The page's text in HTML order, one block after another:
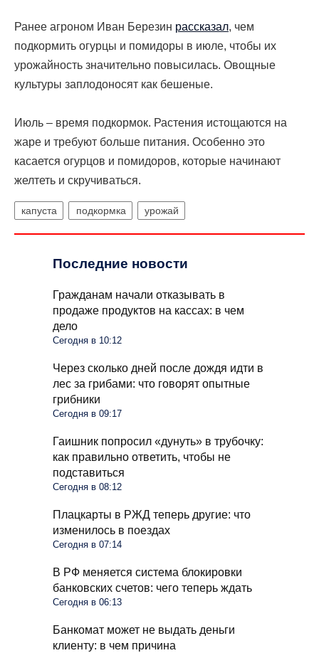
Ранее агроном Иван Березин рассказал, чем
подкормить огурцы и помидоры в июле, чтобы их
урожайность значительно повысилась. Овощные
культуры заплодоносят как бешеные.
Июль – время подкормок. Растения истощаются на
жаре и требуют больше питания. Особенно это
касается огурцов и помидоров, которые начинают
желтеть и скручиваться.
капуста подкормка урожай
Последние новости
Гражданам начали отказывать в
продаже продуктов на кассах: в чем
дело
Сегодня в 10:12
Через сколько дней после дождя идти в
лес за грибами: что говорят опытные
грибники
Сегодня в 09:17
Гаишник попросил «дунуть» в трубочку:
как правильно ответить, чтобы не
подставиться
Сегодня в 08:12
Плацкарты в РЖД теперь другие: что
изменилось в поездах
Сегодня в 07:14
В РФ меняется система блокировки
банковских счетов: чего теперь ждать
Сегодня в 06:13
Банкомат может не выдать деньги
клиенту: в чем причина